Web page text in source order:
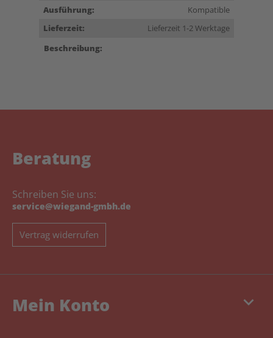
Ausführung:
Kompatible
Lieferzeit:
Lieferzeit 1-2 Werktage
Beschreibung:
Beratung
Schreiben Sie uns:
service@wiegand-gmbh.de
Vertrag widerrufen
keyboard_arrow_down
Mein Konto